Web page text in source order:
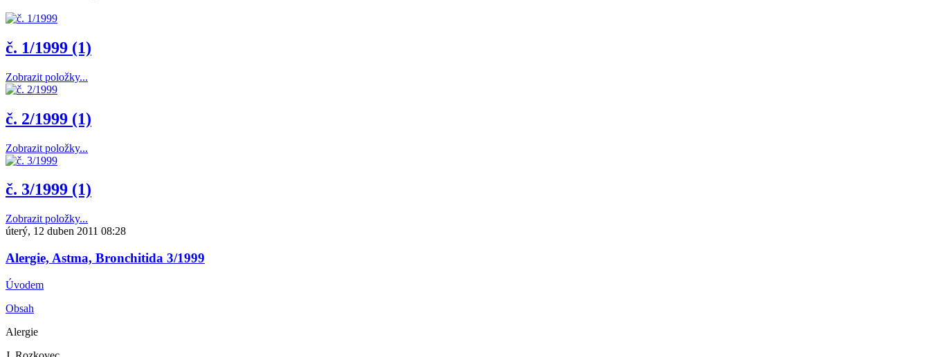
č. 1/1999 (1)
Zobrazit položky...
č. 2/1999 (1)
Zobrazit položky...
č. 3/1999 (1)
Zobrazit položky...
úterý, 12 duben 2011 08:28
Alergie, Astma, Bronchitida 3/1999
Úvodem
Obsah
Alergie